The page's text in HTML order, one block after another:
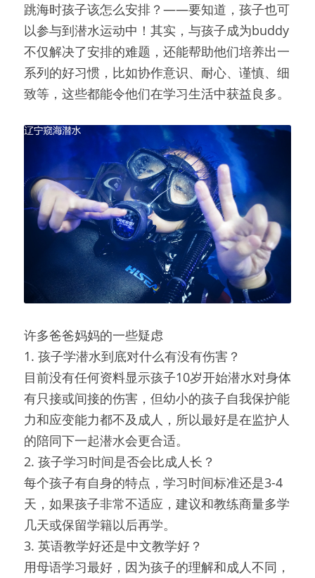
跳海时孩子该怎么安排？——要知道，孩子也可
以参与到潜水运动中！其实，与孩子成为buddy
不仅解决了安排的难题，还能帮助他们培养出一
系列的好习惯，比如协作意识、耐心、谨慎、细
致等，这些都能令他们在学习生活中获益良多。
许多爸爸妈妈的一些疑虑
1. 孩子学潜水到底对什么有没有伤害？
目前没有任何资料显示孩子10岁开始潜水对身体
有只接或间接的伤害，但幼小的孩子自我保护能
力和应变能力都不及成人，所以最好是在监护人
的陪同下一起潜水会更合适。
2. 孩子学习时间是否会比成人长？
每个孩子有自身的特点，学习时间标准还是3-4
天，如果孩子非常不适应，建议和教练商量多学
几天或保留学籍以后再学。
3. 英语教学好还是中文教学好？
用母语学习最好，因为孩子的理解和成人不同，